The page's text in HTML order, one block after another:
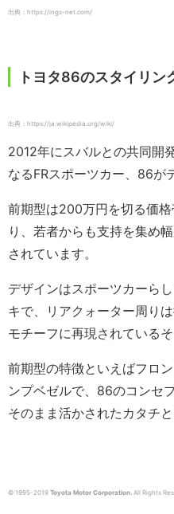
出典：https://ings-net.com/
トヨタ86のスタイリン
出典：https://ja.wikipedia.org/wiki/
2012年にスバルとの共同開
なるFRスポーツカー、86が
前期型は200万円を切る価
り、若者からも支持を集め
されています。
デザインはスポーツカーら
キで、リアクォーター周り
モチーフに再現されているそ
前期型の特徴といえばフロ
ンプベゼルで、86のコンセ
そのまま活かされたカタチと
© 1995-2019 Toyota Motor Corporation. All Rights